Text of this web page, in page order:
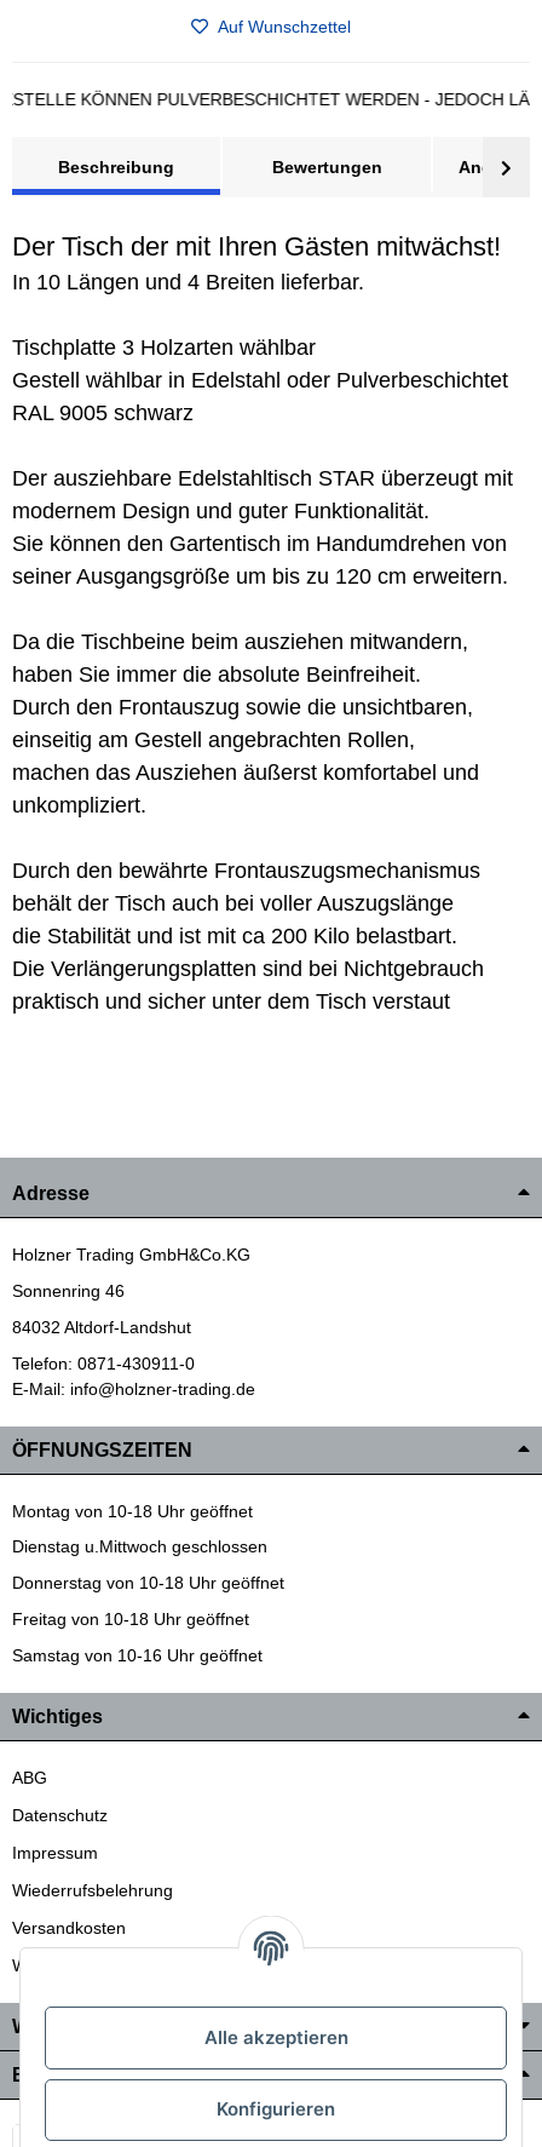
Auf Wunschzettel
KÖNNEN PULVERBESCHICHTET WERDEN - JEDOCH
Beschreibung Bewertungen Angebot
Der Tisch der mit Ihren Gästen mitwächst!
In 10 Längen und 4 Breiten lieferbar.
Tischplatte 3 Holzarten wählbar
Gestell wählbar in Edelstahl oder Pulverbeschichtet
RAL 9005 schwarz
Der ausziehbare Edelstahltisch STAR überzeugt mit
modernem Design und guter Funktionalität.
Sie können den Gartentisch im Handumdrehen von
seiner Ausgangsgröße um bis zu 120 cm erweitern.
Da die Tischbeine beim ausziehen mitwandern,
haben Sie immer die absolute Beinfreiheit.
Durch den Frontauszug sowie die unsichtbaren,
einseitig am Gestell angebrachten Rollen,
machen das Ausziehen äußerst komfortabel und
unkompliziert.
Durch den bewährte Frontauszugsmechanismus
behält der Tisch auch bei voller Auszugslänge
die Stabilität und ist mit ca 200 Kilo belastbart.
Die Verlängerungsplatten sind bei Nichtgebrauch
praktisch und sicher unter dem Tisch verstaut
Adresse
Holzner Trading GmbH&Co.KG
Sonnenring 46
84032 Altdorf-Landshut
Telefon: 0871-430911-0
E-Mail: info@holzner-trading.de
ÖFFNUNGSZEITEN
Montag von 10-18 Uhr geöffnet
Dienstag u.Mittwoch geschlossen
Donnerstag von 10-18 Uhr geöffnet
Freitag von 10-18 Uhr geöffnet
Samstag von 10-16 Uhr geöffnet
Wichtiges
ABG
Datenschutz
Impressum
Wiederrufsbelehrung
Versandkosten
Wir liefern auch in die Schweiz
Wo Sie uns finden
Bezahlung & Versand
Alle akzeptieren
Konfigurieren